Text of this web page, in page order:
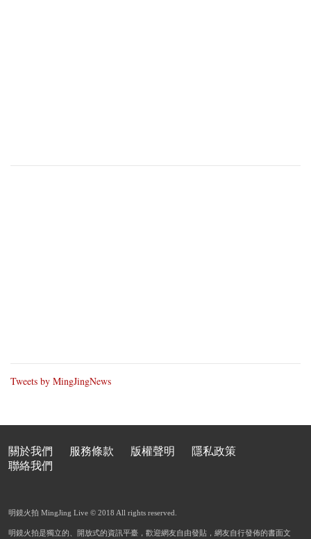
Tweets by MingJingNews
關於我們 服務條款 版權聲明
隱私政策
聯絡我們
明鏡火拍 MingJing Live © 2018 All rights reserved.
明鏡火拍是獨立的、開放式的資訊平臺，歡迎網友自由發貼，網友自行發佈的書面文